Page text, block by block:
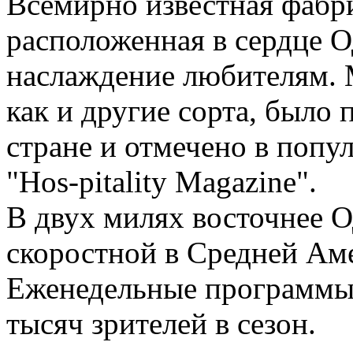
расположенная в сердце
наслаждение любителям.
как и другие сорта, было
стране и отмечено в
"Hos-pitality Magazine".
В двух милях восточнее
скоростной в Средней
Еженедельные
тысяч зрителей в сезон.